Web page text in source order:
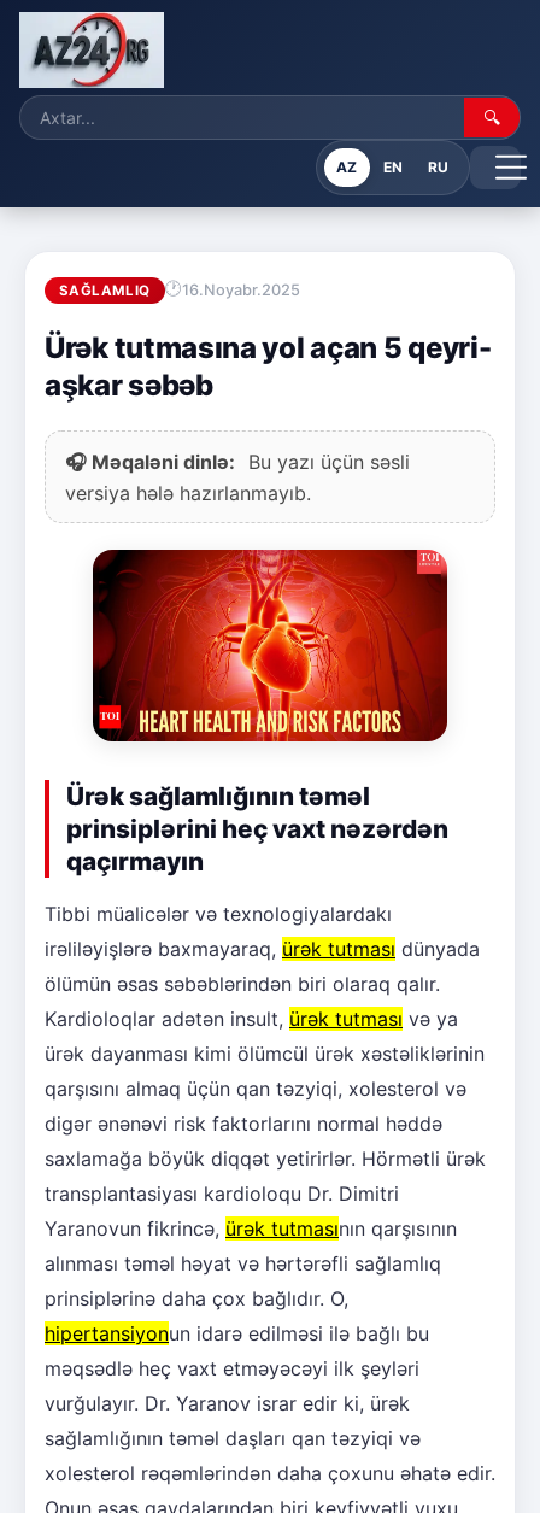
🔍
AZ EN RU
SAĞLAMLIQ 16.Noyabr.2025
Ürək tutmasına yol açan 5 qeyri-
aşkar səbəb
🎧 Məqaləni dinlə:
Bu yazı üçün səsli
versiya hələ hazırlanmayıb.
Ürək sağlamlığının təməl
prinsiplərini heç vaxt nəzərdən
qaçırmayın
Tibbi müalicələr və texnologiyalardakı
irəliləyişlərə baxmayaraq, ürək tutması dünyada
ölümün əsas səbəblərindən biri olaraq qalır.
Kardioloqlar adətən insult, ürək tutması və ya
ürək dayanması kimi ölümcül ürək xəstəliklərinin
qarşısını almaq üçün qan təzyiqi, xolesterol və
digər ənənəvi risk faktorlarını normal həddə
saxlamağa böyük diqqət yetirirlər. Hörmətli ürək
transplantasiyası kardioloqu Dr. Dimitri
Yaranovun fikrincə, ürək tutmasının qarşısının
alınması təməl həyat və hərtərəfli sağlamlıq
prinsiplərinə daha çox bağlıdır. O,
hipertansiyonun idarə edilməsi ilə bağlı bu
məqsədlə heç vaxt etməyəcəyi ilk şeyləri
vurğulayır. Dr. Yaranov israr edir ki, ürək
sağlamlığının təməl daşları qan təzyiqi və
xolesterol rəqəmlərindən daha çoxunu əhatə edir.